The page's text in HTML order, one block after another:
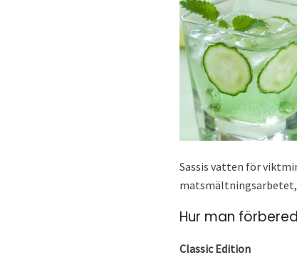
Sassis vatten för
matsmältningsarbetet,
Hur man
Classic Edition